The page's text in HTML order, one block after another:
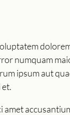
numquam
ipsum aut